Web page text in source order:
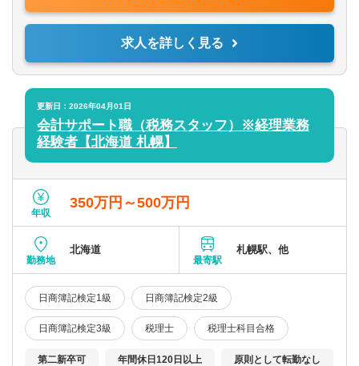
方。
第一次産業への熱い思いを持った方は歓迎します。
提供サービス
帳簿/試算表/決算書作成の代行、法人化支援と財務分析、事業or投
計画書の作成支援、事業承継プランの立案支援 ほか
求人を詳しく見る
更新日：2026年04月01日
会計サポート職（税務スタッフ）※経理業務
経験者【北海道 札幌】
年収
350万円～500万円
勤務地
北海道
最寄駅
札幌駅、他
日商簿記検定1級 日商簿記検定2級
日商簿記検定3級 税理士 税理士科目合格
第二新卒可 年間休日120日以上 原則として転勤なし